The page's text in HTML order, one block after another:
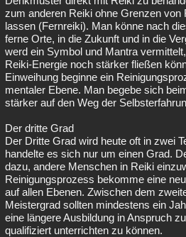
zum anderen Reiki ohne Grenzen von
lassen (Fernreiki). Man könne nach
ferne Orte, in die Zukunft und in die
werd ein Symbol und Mantra
Reiki-Energie noch stärker fließen
Einweihung beginne ein
mentaler Ebene. Man begebe sich
stärker auf den Weg der
Der dritte Grad
Der Dritte Grad wird heute oft in zwei
handelte es sich nur um einen Grad.
dazu, andere Menschen in Reiki
Reinigungsprozess bekomme eine
auf allen Ebenen. Zwischen dem
Meistergrad sollten mindestens ein
eine längere Ausbildung in Anspruch
qualifiziert unterrichten zu können.